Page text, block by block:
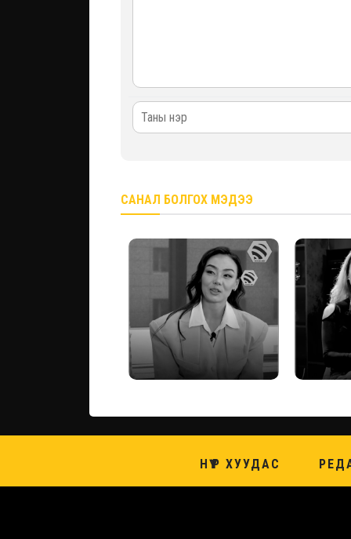
САНАЛ БОЛГОХ МЭДЭЭ
НҮҮР ХУУДАС